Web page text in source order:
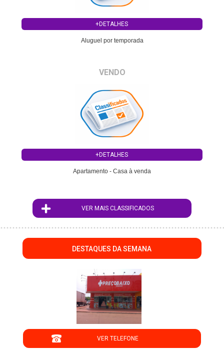
+DETALHES
Aluguel por temporada
VENDO
+DETALHES
Apartamento - Casa à venda
VER MAIS CLASSIFICADOS
DESTAQUES DA SEMANA
VER TELEFONE